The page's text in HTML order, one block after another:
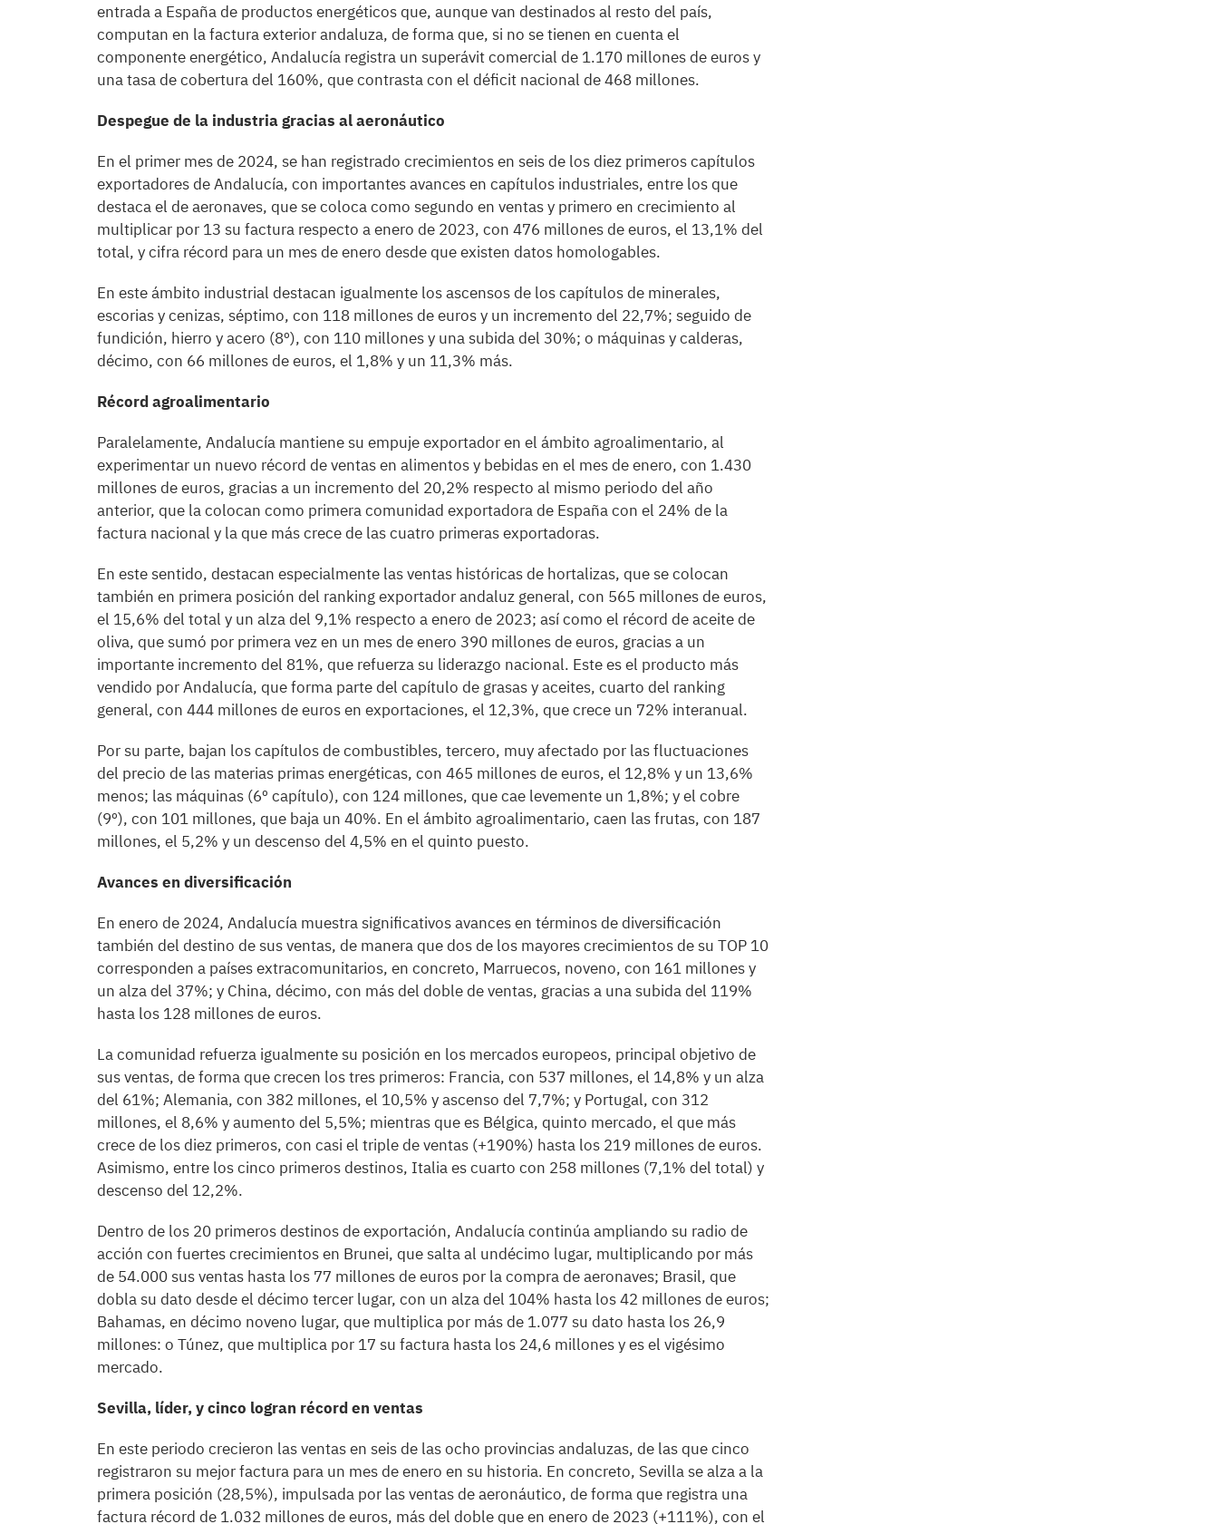
entrada a España de productos energéticos que, aunque van destinados al resto del país,
computan en la factura exterior andaluza, de forma que, si no se tienen en cuenta el
componente energético, Andalucía registra un superávit comercial de 1.170 millones de euros y
una tasa de cobertura del 160%, que contrasta con el déficit nacional de 468 millones.
Despegue de la industria gracias al aeronáutico
En el primer mes de 2024, se han registrado crecimientos en seis de los diez primeros capítulos
exportadores de Andalucía, con importantes avances en capítulos industriales, entre los que
destaca el de aeronaves, que se coloca como segundo en ventas y primero en crecimiento al
multiplicar por 13 su factura respecto a enero de 2023, con 476 millones de euros, el 13,1% del
total, y cifra récord para un mes de enero desde que existen datos homologables.
En este ámbito industrial destacan igualmente los ascensos de los capítulos de minerales,
escorias y cenizas, séptimo, con 118 millones de euros y un incremento del 22,7%; seguido de
fundición, hierro y acero (8º), con 110 millones y una subida del 30%; o máquinas y calderas,
décimo, con 66 millones de euros, el 1,8% y un 11,3% más.
Récord agroalimentario
Paralelamente, Andalucía mantiene su empuje exportador en el ámbito agroalimentario, al
experimentar un nuevo récord de ventas en alimentos y bebidas en el mes de enero, con 1.430
millones de euros, gracias a un incremento del 20,2% respecto al mismo periodo del año
anterior, que la colocan como primera comunidad exportadora de España con el 24% de la
factura nacional y la que más crece de las cuatro primeras exportadoras.
En este sentido, destacan especialmente las ventas históricas de hortalizas, que se colocan
también en primera posición del ranking exportador andaluz general, con 565 millones de euros,
el 15,6% del total y un alza del 9,1% respecto a enero de 2023; así como el récord de aceite de
oliva, que sumó por primera vez en un mes de enero 390 millones de euros, gracias a un
importante incremento del 81%, que refuerza su liderazgo nacional. Este es el producto más
vendido por Andalucía, que forma parte del capítulo de grasas y aceites, cuarto del ranking
general, con 444 millones de euros en exportaciones, el 12,3%, que crece un 72% interanual.
Por su parte, bajan los capítulos de combustibles, tercero, muy afectado por las fluctuaciones
del precio de las materias primas energéticas, con 465 millones de euros, el 12,8% y un 13,6%
menos; las máquinas (6º capítulo), con 124 millones, que cae levemente un 1,8%; y el cobre
(9º), con 101 millones, que baja un 40%. En el ámbito agroalimentario, caen las frutas, con 187
millones, el 5,2% y un descenso del 4,5% en el quinto puesto.
Avances en diversificación
En enero de 2024, Andalucía muestra significativos avances en términos de diversificación
también del destino de sus ventas, de manera que dos de los mayores crecimientos de su TOP 10
corresponden a países extracomunitarios, en concreto, Marruecos, noveno, con 161 millones y
un alza del 37%; y China, décimo, con más del doble de ventas, gracias a una subida del 119%
hasta los 128 millones de euros.
La comunidad refuerza igualmente su posición en los mercados europeos, principal objetivo de
sus ventas, de forma que crecen los tres primeros: Francia, con 537 millones, el 14,8% y un alza
del 61%; Alemania, con 382 millones, el 10,5% y ascenso del 7,7%; y Portugal, con 312
millones, el 8,6% y aumento del 5,5%; mientras que es Bélgica, quinto mercado, el que más
crece de los diez primeros, con casi el triple de ventas (+190%) hasta los 219 millones de euros.
Asimismo, entre los cinco primeros destinos, Italia es cuarto con 258 millones (7,1% del total) y
descenso del 12,2%.
Dentro de los 20 primeros destinos de exportación, Andalucía continúa ampliando su radio de
acción con fuertes crecimientos en Brunei, que salta al undécimo lugar, multiplicando por más
de 54.000 sus ventas hasta los 77 millones de euros por la compra de aeronaves; Brasil, que
dobla su dato desde el décimo tercer lugar, con un alza del 104% hasta los 42 millones de euros;
Bahamas, en décimo noveno lugar, que multiplica por más de 1.077 su dato hasta los 26,9
millones: o Túnez, que multiplica por 17 su factura hasta los 24,6 millones y es el vigésimo
mercado.
Sevilla, líder, y cinco logran récord en ventas
En este periodo crecieron las ventas en seis de las ocho provincias andaluzas, de las que cinco
registraron su mejor factura para un mes de enero en su historia. En concreto, Sevilla se alza a la
primera posición (28,5%), impulsada por las ventas de aeronáutico, de forma que registra una
factura récord de 1.032 millones de euros, más del doble que en enero de 2023 (+111%), con el